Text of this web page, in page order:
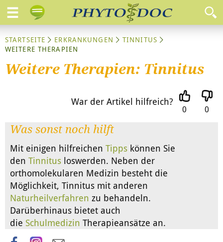
STARTSEITE ERKRANKUNGEN
TINNITUS
WEITERE THERAPIEN
Weitere Therapien: Tinnitus
War der Artikel hilfreich?
0 0
Was sonst noch hilft
Mit einigen hilfreichen Tipps können Sie
den Tinnitus loswerden. Neben der
orthomolekularen Medizin besteht die
Möglichkeit, Tinnitus mit anderen
Naturheilverfahren zu behandeln.
Darüberhinaus bietet auch
die Schulmedizin Therapieansätze an.